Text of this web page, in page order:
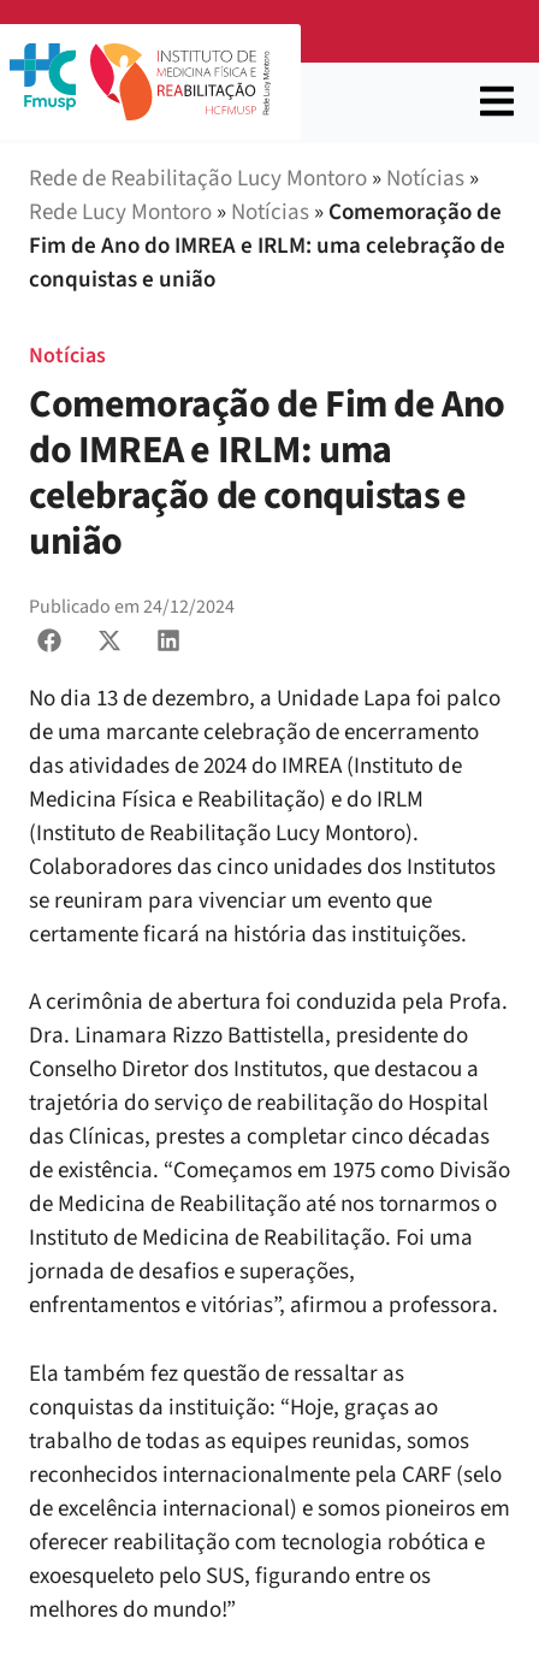
Rede de Reabilitação Lucy Montoro»Notícias»
Rede Lucy Montoro»Notícias»Comemoração de
Fim de Ano do IMREA e IRLM: uma celebração de
conquistas e união
Notícias
Comemoração de Fim de Ano
do IMREA e IRLM: uma
celebração de conquistas e
união
Publicado em24/12/2024
No dia 13 de dezembro, a Unidade Lapa foi palco
de uma marcante celebração de encerramento
das atividades de 2024 do IMREA (Instituto de
Medicina Física e Reabilitação) e do IRLM
(Instituto de Reabilitação Lucy Montoro).
Colaboradores das cinco unidades dos Institutos
se reuniram para vivenciar um evento que
certamente ficará na história das instituições.
A cerimônia de abertura foi conduzida pela Profa.
Dra. Linamara Rizzo Battistella, presidente do
Conselho Diretor dos Institutos, que destacou a
trajetória do serviço de reabilitação do Hospital
das Clínicas, prestes a completar cinco décadas
de existência. “Começamos em 1975 como Divisão
de Medicina de Reabilitação até nos tornarmos o
Instituto de Medicina de Reabilitação. Foi uma
jornada de desafios e superações,
enfrentamentos e vitórias”, afirmou a professora.
Ela também fez questão de ressaltar as
conquistas da instituição: “Hoje, graças ao
trabalho de todas as equipes reunidas, somos
reconhecidos internacionalmente pela CARF (selo
de excelência internacional) e somos pioneiros em
oferecer reabilitação com tecnologia robótica e
exoesqueleto pelo SUS, figurando entre os
melhores do mundo!”